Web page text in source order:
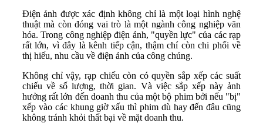
Điện ảnh được xác định không chỉ là một loại hình nghệ
thuật mà còn đóng vai trò là một ngành công nghiệp văn
hóa. Trong công nghiệp điện ảnh, "quyền lực" của các rạp
rất lớn, vì đây là kênh tiếp cận, thậm chí còn chi phối về
thị hiếu, nhu cầu về điện ảnh của công chúng.
Không chỉ vậy, rạp chiếu còn có quyền sắp xếp các suất
chiếu về số lượng, thời gian. Và việc sắp xếp này ảnh
hưởng rất lớn đến doanh thu của một bộ phim bởi nếu "bị"
xếp vào các khung giờ xấu thì phim dù hay đến đâu cũng
không tránh khỏi thất bại về mặt doanh thu.